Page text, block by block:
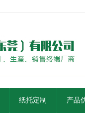
纸托定制 产品